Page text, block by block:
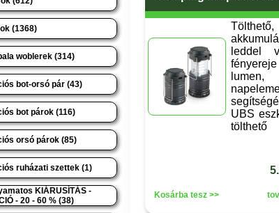
(1368)
woblerek (314)
bot-orsó pár (43)
bot párok (116)
orsó párok (85)
ruházati szettek (1)
KIÁRUSÍTÁS -
- 20 - 60 % (38)
Tölthető,
leddel
lumen,
UBS
tölthető
Kosárba tesz >>